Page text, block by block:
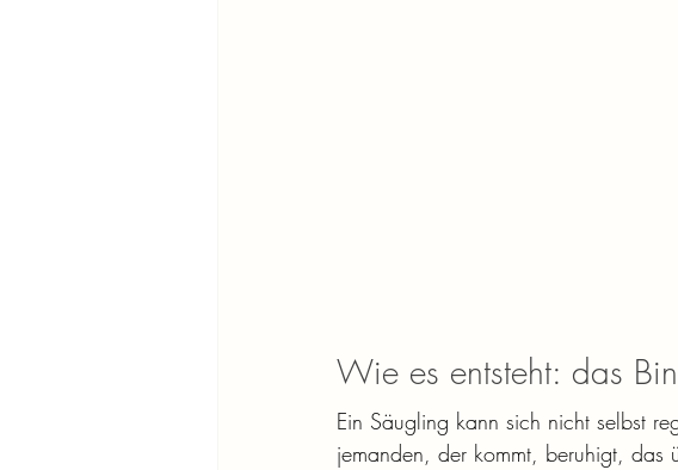
Wie es entsteht: das
Ein Säugling kann sich nicht selbst
jemanden, der kommt, beruhigt, das